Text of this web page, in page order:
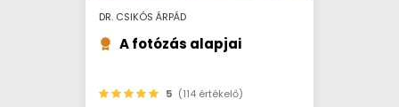
DR. CSIKÓS ÁRPÁD
A fotózás alapjai
5 (114 értékelő)